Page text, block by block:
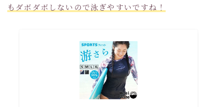
もダボダボしないので泳ぎやすいですね！